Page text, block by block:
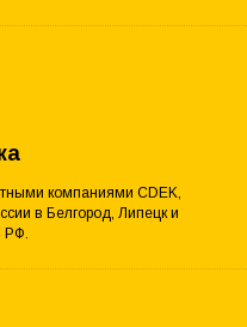
компаниями CDEK,
в Белгород, Липецк и
РФ.